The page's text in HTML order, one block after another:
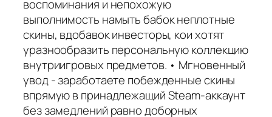
воспоминания и непохожую
выполнимость намыть бабок неплотные
скины, вдобавок инвесторы, кои хотят
уразнообразить персональную коллекцию
внутриигровых предметов. • Мгновенный
увод - заработаете побежденные скины
впрямую в принадлежащий Steam-аккаунт
без замедлений равно доборных